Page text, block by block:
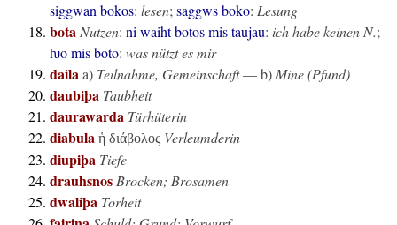
siggwan bokos: lesen; saggws boko: Lesung
bota Nutzen: ni waiht botos mis taujau: ich habe keinen N.;
ƕo mis boto: was nützt es mir
dailaa) Teilnahme, Gemeinschaft— b) Mine (Pfund)
daubiþa Taubheit
daurawarda Türhüterin
diabula ἡ διάβολος Verleumderin
diupiþa Tiefe
drauhsnos Brocken; Brosamen
dwaliþa Torheit